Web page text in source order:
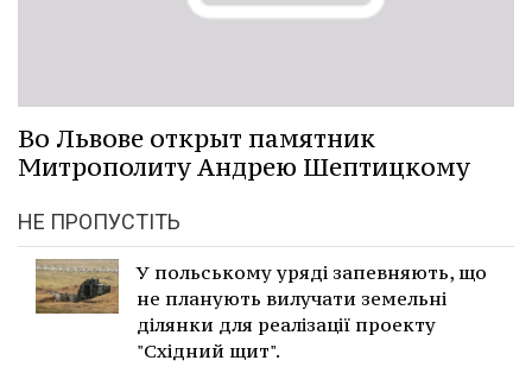
Во Львове открыт памятник
Митрополиту Андрею Шептицкому
НЕ ПРОПУСТІТЬ
У польському уряді запевняють, що
не планують вилучати земельні
ділянки для реалізації проекту
"Східний щит".